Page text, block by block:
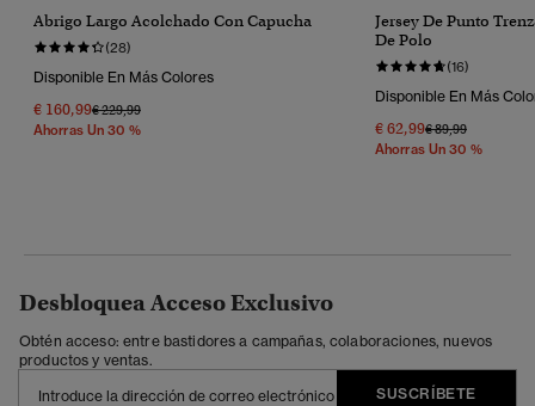
Abrigo Largo Acolchado Con Capucha
(28)
Disponible En Más Colores
€ 160,99Precio Rebajado De
€ 229,99A
Ahorras Un 30 %
Jersey De Punto
De Polo
(16)
Disponible En Más
€ 62,99Precio Rebajado
€ 89,99A
Ahorras Un 30 %
Desbloquea Acceso Exclusivo
Obtén acceso: entre bastidores a campañas, colaboraciones, nuevos
productos y ventas.
SUSCRÍBETE